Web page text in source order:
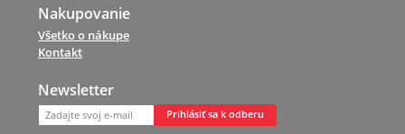
Nakupovanie
Všetko o nákupe
Kontakt
Newsletter
Prihlásiť sa k odberu